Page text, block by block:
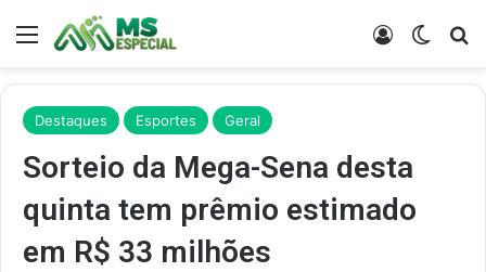
Menu Entrar
Destaques Esportes Geral
Sorteio da Mega-Sena desta
quinta tem prêmio estimado
em R$ 33 milhões